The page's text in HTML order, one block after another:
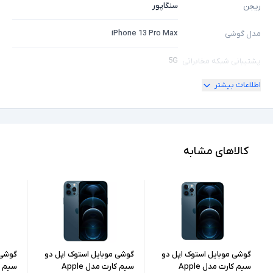
ریجن سنگاپور
مدل گوشی iPhone 13 Pro Max
پشتیبانی شبکه مخابراتی 5G
تعداد سیم کارت
پشتیبانی از کارت حافظه
درگاه های ارتباطی
رزولوشن دوربین اصلی 12 مگاپیکسل
اطلاعات بیشتر
کالاهای مشابه
گوشی موبایل استوک اپل دو
سیم کارت مدل Apple
گوشی موبایل استوک اپل دو
سیم کارت مدل Apple